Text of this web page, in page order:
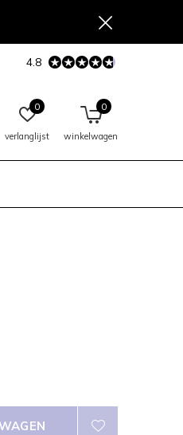
verlanglijst
0
winkelwagen
0
4.8